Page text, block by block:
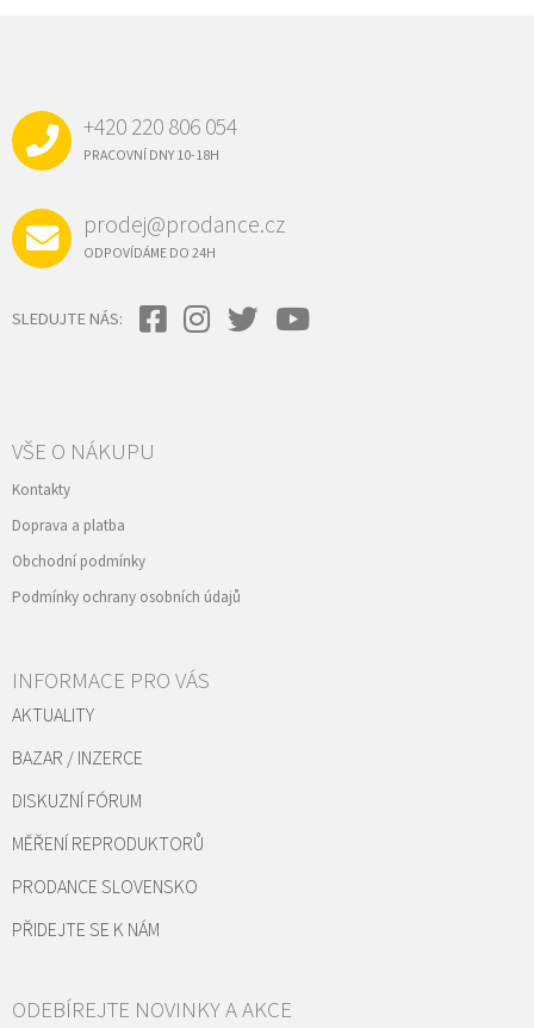
+420 220 806 054
PRACOVNÍ DNY 10-18H
prodej@prodance.cz
ODPOVÍDÁME DO 24H
SLEDUJTE NÁS:
VŠE O NÁKUPU
Kontakty
Doprava a platba
Obchodní podmínky
Podmínky ochrany osobních údajů
INFORMACE PRO VÁS
AKTUALITY
BAZAR / INZERCE
DISKUZNÍ FÓRUM
MĚŘENÍ REPRODUKTORŮ
PRODANCE SLOVENSKO
PŘIDEJTE SE K NÁM